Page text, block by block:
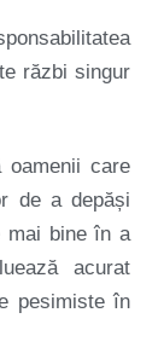
răzbi singur
oamenii care
de a depăși
mai bine în a
acurat
pesimiste în